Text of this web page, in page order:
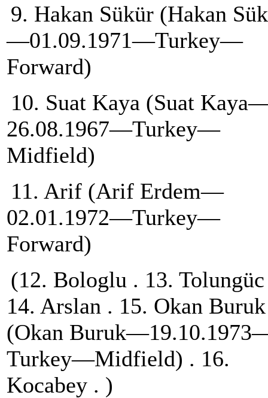
9. Hakan Sükür (Hakan
—01.09.1971—Turkey—
Forward)
10. Suat Kaya (Suat
26.08.1967—Turkey—
Midfield)
11. Arif (Arif Erdem—
02.01.1972—Turkey—
Forward)
(12. Bologlu . 13.
14. Arslan . 15. Okan Buruk
(Okan
Turkey—Midfield) . 16.
Kocabey . )